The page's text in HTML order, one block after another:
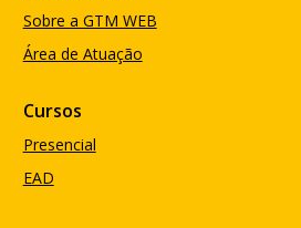
Sobre a GTM WEB
Área de Atuação
Cursos
Presencial
EAD